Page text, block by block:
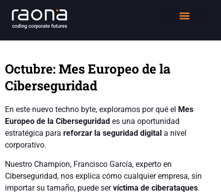
Octubre: Mes Europeo de la
Ciberseguridad
En este nuevo techno byte, exploramos por qué el Mes
Europeo de la Ciberseguridad es una oportunidad
estratégica para reforzar la seguridad digital a nivel
corporativo.
Nuestro Champion, Francisco García, experto en
Ciberseguridad, nos explica cómo cualquier empresa, sin
importar su tamaño, puede servíctima de ciberataques.